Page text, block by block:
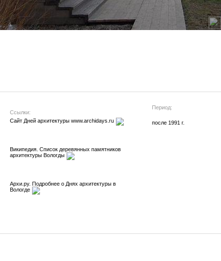
Ссылки:
Сайт Дней архитектуры www.archidays.ru
Википедия. Список деревянных памятников
архитектуры Вологды
Архи.ру. Подробнее о Днях архитектуры в
Вологде
Период:
после 1991 г.